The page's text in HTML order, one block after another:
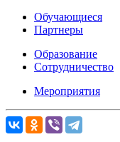
Обучающиеся
Партнеры
Образование
Сотрудничество
Мероприятия